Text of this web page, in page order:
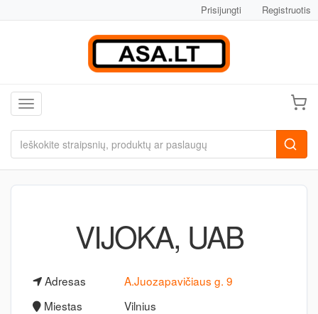
Prisijungti Registruotis
Toggle navigation
VIJOKA, UAB
Adresas
A.Juozapavičiaus g. 9
Miestas
Vilnius